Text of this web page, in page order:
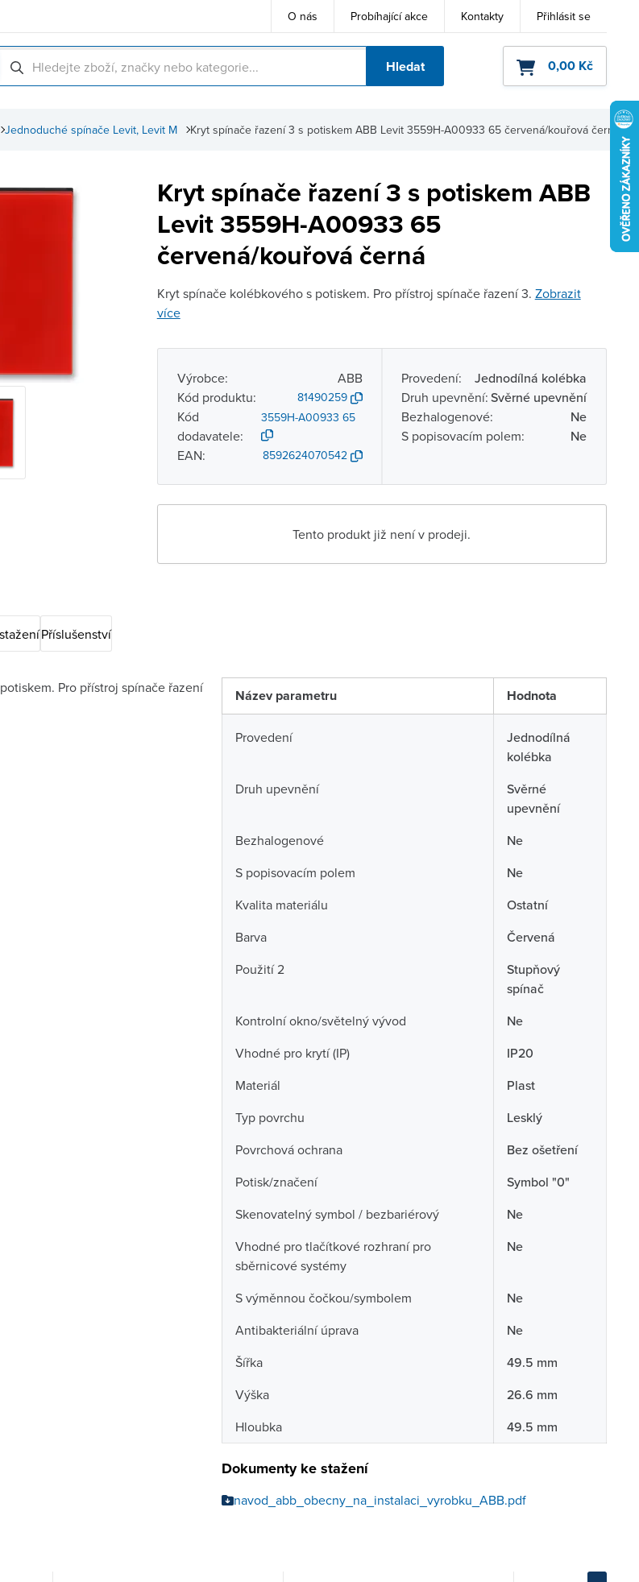
O nás Probíhající akce Kontakty Přihlásit se
Hledat 0,00 Kč
Kryt spínače řazení 3 s potiskem ABB Levit 3559H-A00933 65 červená/kouřová černá
Jednoduché spínače Levit, Levit M
Kryt spínače řazení 3 s potiskem ABB
Levit 3559H-A00933 65
červená/kouřová černá
Kryt spínače kolébkového s potiskem. Pro přístroj spínače řazení 3. Zobrazit
více
Výrobce:
ABB
Kód produktu:
81490259
Kód
dodavatele:
3559H-A00933 65
EAN: 8592624070542
Provedení:
Jednodílná kolébka
Druh upevnění:Svěrné upevnění
Bezhalogenové:
Ne
S popisovacím polem:
Ne
Tento produkt již není v prodeji.
Příslušenství
Pro přístroj spínače řazení
Název parametru Hodnota
Provedení
Jednodílná
kolébka
Druh upevnění
Svěrné
upevnění
Bezhalogenové
Ne
S popisovacím polem
Ne
Kvalita materiálu
Ostatní
Barva
Červená
Použití 2
Stupňový
spínač
Kontrolní okno/světelný vývod
Ne
Vhodné pro krytí (IP)
IP20
Materiál
Plast
Typ povrchu
Lesklý
Povrchová ochrana
Bez ošetření
Potisk/značení
Symbol "0"
Skenovatelný symbol / bezbariérový
Ne
Vhodné pro tlačítkové rozhraní pro
sběrnicové systémy
Ne
S výměnnou čočkou/symbolem
Ne
Antibakteriální úprava
Ne
Šířka
49.5 mm
Výška
26.6 mm
Hloubka
49.5 mm
Dokumenty ke stažení
navod_abb_obecny_na_instalaci_vyrobku_ABB.pdf